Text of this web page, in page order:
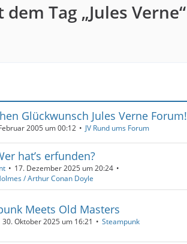
Tag „Jules Verne“
Glückwunsch Jules Verne Forum!
2005 um 00:12 JV Rund ums Forum
hat’s erfunden?
17. Dezember 2025 um 20:24
/ Arthur Conan Doyle
Meets Old Masters
30. Oktober 2025 um 16:21 Steampunk